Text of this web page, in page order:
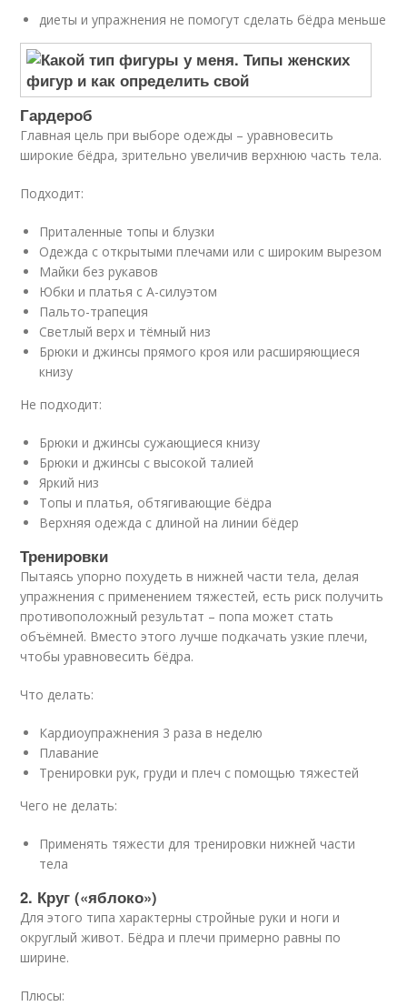
диеты и упражнения не помогут сделать бёдра меньше
Гардероб
Главная цель при выборе одежды – уравновесить
широкие бёдра, зрительно увеличив верхнюю часть тела.
Подходит:
Приталенные топы и блузки
Одежда с открытыми плечами или с широким вырезом
Майки без рукавов
Юбки и платья с А-силуэтом
Пальто-трапеция
Светлый верх и тёмный низ
Брюки и джинсы прямого кроя или расширяющиеся
книзу
Не подходит:
Брюки и джинсы сужающиеся книзу
Брюки и джинсы с высокой талией
Яркий низ
Топы и платья, обтягивающие бёдра
Верхняя одежда с длиной на линии бёдер
Тренировки
Пытаясь упорно похудеть в нижней части тела, делая
упражнения с применением тяжестей, есть риск получить
противоположный результат – попа может стать
объёмней. Вместо этого лучше подкачать узкие плечи,
чтобы уравновесить бёдра.
Что делать:
Кардиоупражнения 3 раза в неделю
Плавание
Тренировки рук, груди и плеч с помощью тяжестей
Чего не делать:
Применять тяжести для тренировки нижней части
тела
2. Круг («яблоко»)
Для этого типа характерны стройные руки и ноги и
округлый живот. Бёдра и плечи примерно равны по
ширине.
Плюсы: